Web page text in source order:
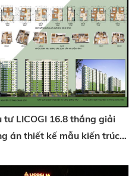
LICOGI 16.8 thắng giải
án thiết kế mẫu kiến trúc